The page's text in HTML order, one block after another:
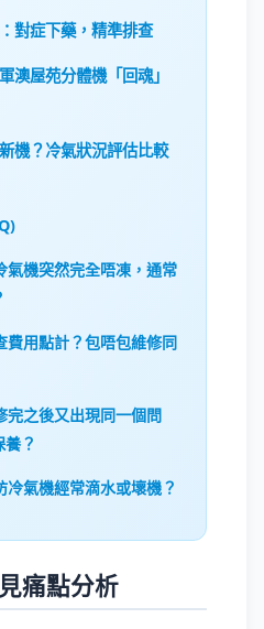
對症下藥，精準排查
澳屋苑分體機「回魂」
機？冷氣狀況評估比較
氣機突然完全唔凍，通常
費用點計？包唔包維修同
完之後又出現同一個問
？
冷氣機經常滴水或壞機？
痛點分析